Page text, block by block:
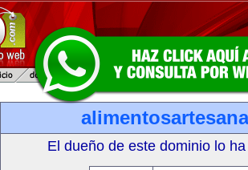
El dueño de este dominio lo